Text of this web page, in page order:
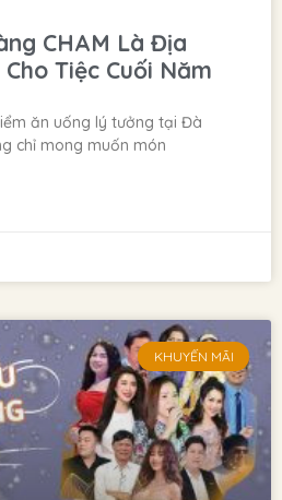
CHAM Là Địa
Tiệc Cuối Năm
ăn uống lý tưởng tại Đà
chỉ mong muốn món
KHUYẾN MÃI